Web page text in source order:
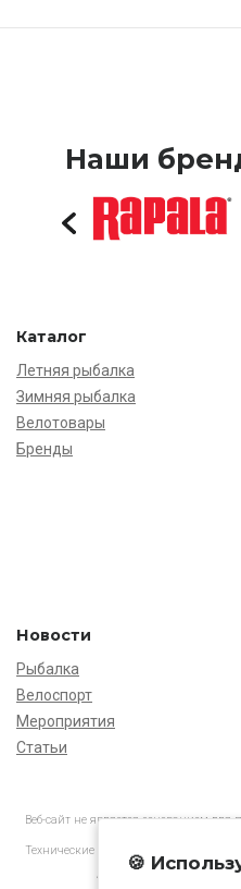
Наши
Каталог
Летняя рыбалка
Зимняя рыбалка
Велотовары
Бренды
Новости
Рыбалка
Велоспорт
Мероприятия
Статьи
Веб-сайт не является основанием
Технические характеристики товаров
АО «Нормарк» ИНН
🍪